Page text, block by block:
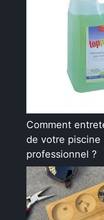
Comment
de votre
professionnel ?